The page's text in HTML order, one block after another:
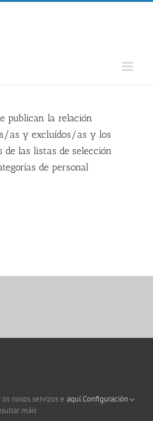
publican la relación
as y excluídos/as y los
de las listas de selección
de personal
nosos servizos e
máis
aquí.Configuración